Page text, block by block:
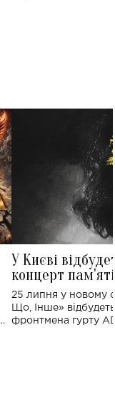
У Києві
концерт
Клименка:
виконають
25 липня у новому
Що, Інше»
фронтмена гурту